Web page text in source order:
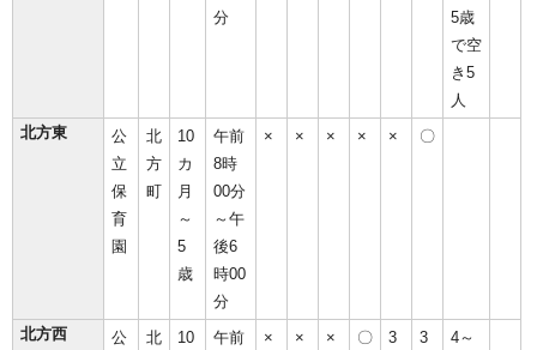
分
5歳
で空
き5
人
北方東
公
立
保
育
園
北
方
町
10
カ
月
～
5
歳
午前
8時
00分
～午
後6
時00
分
× × × × × 〇
北方西
公
北
10
午前
× × × 〇 3 3
4～